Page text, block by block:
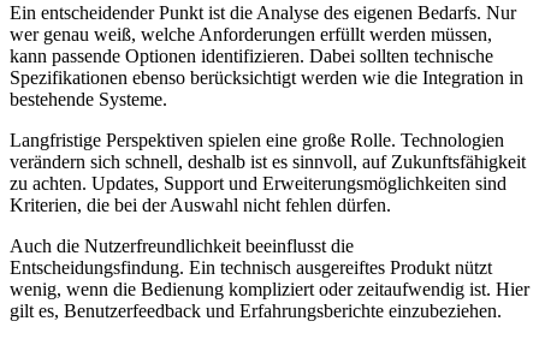
Ein entscheidender Punkt ist die Analyse des eigenen Bedarfs. Nur
wer genau weiß, welche Anforderungen erfüllt werden müssen,
kann passende Optionen identifizieren. Dabei sollten technische
Spezifikationen ebenso berücksichtigt werden wie die Integration in
bestehende Systeme.
Langfristige Perspektiven spielen eine große Rolle. Technologien
verändern sich schnell, deshalb ist es sinnvoll, auf Zukunftsfähigkeit
zu achten. Updates, Support und Erweiterungsmöglichkeiten sind
Kriterien, die bei der Auswahl nicht fehlen dürfen.
Auch die Nutzerfreundlichkeit beeinflusst die
Entscheidungsfindung. Ein technisch ausgereiftes Produkt nützt
wenig, wenn die Bedienung kompliziert oder zeitaufwendig ist. Hier
gilt es, Benutzerfeedback und Erfahrungsberichte einzubeziehen.